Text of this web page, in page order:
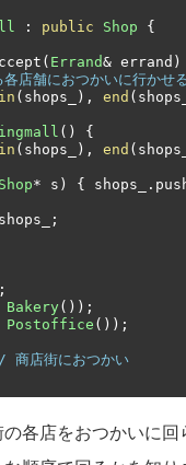
: public Shop
{
( Errand& errand )
店舗におつかいに行かせ
( shops_ ), end ( shops_
()
{
( shops_ ), end ( shops_
Shop* s ) { shops_ .
;
;
Bakery());
Postoffice ());
商店街におつかい
各店をおつかいに